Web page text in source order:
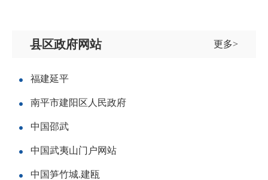
更多>
县区政府网站
福建延平
南平市建阳区人民政府
中国邵武
中国武夷山门户网站
中国笋竹城.建瓯